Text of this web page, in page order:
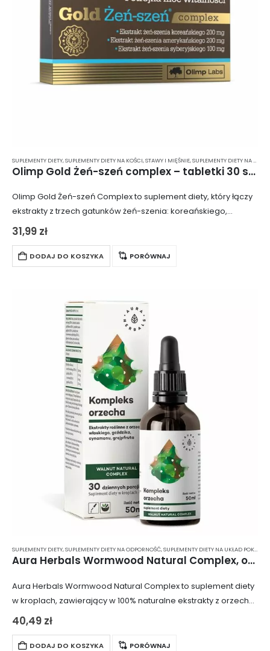
SUPLEMENTY DIETY,SUPLEMENTY DIETY NA KOŚCI, STAWY I MIĘŚNIE,SUPLEMENTY DIETY NA ODPORNOŚĆ
Olimp Gold Żeń-szeń complex – tabletki 30 szt.
Olimp Gold Żeń-szeń Complex to suplement diety, który łączy
ekstrakty z trzech gatunków żeń-szenia: koreańskiego,
amerykańskiego i syberyjskiego. Produkt jest przeznaczony
umysłową….
31,99 zł
DODAJ DO KOSZYKA PORÓWNAJ
SUPLEMENTY DIETY,SUPLEMENTY DIETY NA ODPORNOŚĆ,SUPLEMENTY DIETY NA UKŁAD POKARMOWY
Aura Herbals Wormwood Natural Complex, orzech + piołun – krople 50 ml
Aura Herbals Wormwood Natural Complex to suplement diety
w kroplach, zawierający w 100% naturalne ekstrakty z orzecha
włoskiego, piołunu, goździków i grejpfruta. Ten kompleks
składników wspomaga zdrowie układu pokarmowego i…
40,49 zł
DODAJ DO KOSZYKA PORÓWNAJ